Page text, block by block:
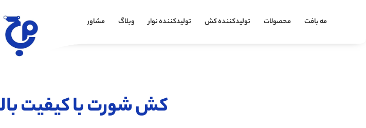
مه بافت محصولات تولیدکننده کش تولیدکننده نوار وبلاگ مشاوره خرید
کش شورت با کیفیت